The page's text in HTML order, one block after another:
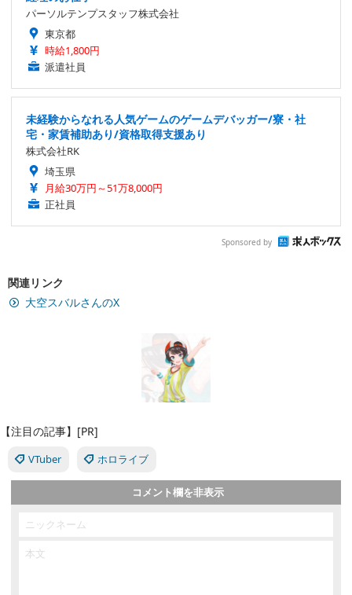
パーソルテンプスタッフ株式会社
東京都
時給1,800円
派遣社員
未経験からなれる人気ゲームのゲームデバッガー/寮・社
宅・家賃補助あり/資格取得支援あり
株式会社RK
埼玉県
月給30万円～51万8,000円
正社員
Sponsored by
関連リンク
大空スバルさんのX
【注目の記事】[PR]
VTuber ホロライブ
コメント欄を非表示